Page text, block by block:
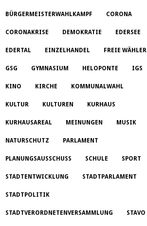
BÜRGERMEISTERWAHLKAMPF CORONA
CORONAKRISE DEMOKRATIE EDERSEE
EDERTAL EINZELHANDEL FREIE WÄHLER
GSG GYMNASIUM HELOPONTE IGS
KINO KIRCHE KOMMUNALWAHL
KULTUR KULTUREN KURHAUS
KURHAUSAREAL MEINUNGEN MUSIK
NATURSCHUTZ PARLAMENT
PLANUNGSAUSSCHUSS SCHULE SPORT
STADTENTWICKLUNG STADTPARLAMENT
STADTPOLITIK
STADTVERORDNETENVERSAMMLUNG STAVO